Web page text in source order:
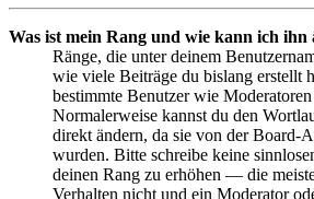
Was ist mein Rang und wie kann ich ihn
Ränge, die unter deinem
wie viele Beiträge du bislang erstellt
bestimmte Benutzer wie
Normalerweise kannst du den
direkt ändern, da sie von der Board-
wurden. Bitte schreibe keine
deinen Rang zu erhöhen — die
Verhalten nicht und ein Moderator